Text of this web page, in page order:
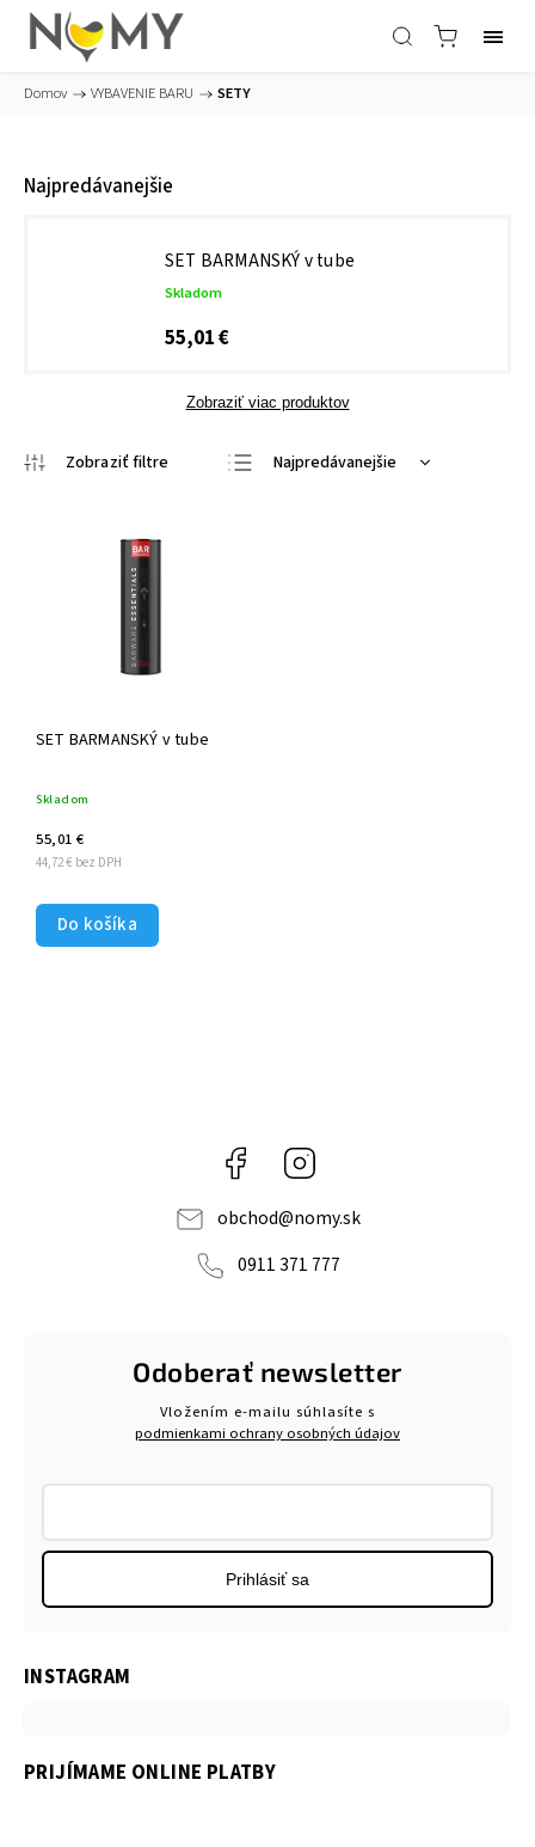
Domov / VYBAVENIE BARU / SETY
Najpredávanejšie
SET BARMANSKÝ v tube
Skladom
55,01 €
Zobraziť viac produktov
Najpredávanejšie
SET BARMANSKÝ v tube
Skladom
44,72 € bez DPH
55,01 €
Do košíka
Facebook
obchod@nomy.sk
0911 371 777
PRIJÍMAME ONLINE PLATBY
Odoberať newsletter
Vložením e-mailu súhlasíte s
podmienkami ochrany osobných údajov
Prihlásiť sa
INSTAGRAM